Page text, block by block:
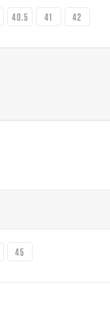
40.5 41 42
45